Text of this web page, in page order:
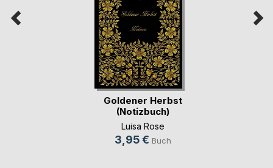
Goldener Herbst
(Notizbuch)
Luisa Rose
3,95 € Buch